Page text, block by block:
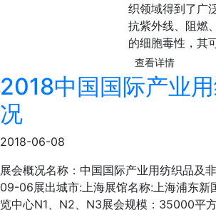
织领域得到了广
抗紫外线、阻燃
的细胞毒性，其
查看详情
2018中国国际产业
况
2018-06-08
展会概况名称：中国国际产业用纺织品
09-06展出城市:上海展馆名称:上海浦东
览中心N1、N2、N3展会规模：35000平